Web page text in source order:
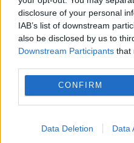
disclosure of your personal
IAB’s list of downstream
also be disclosed by us to
Downstream Participants that
CONFIRM
Data Deletion Data
publică a
politice, să nu
politic sau vreo
aplicabil același
politice
(3) În exercitarea